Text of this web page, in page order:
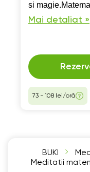
si
baza a tot ce
poti a intelegi
Mai detaliat »
73 - 108 lei/oră
BUKI
Meditatii